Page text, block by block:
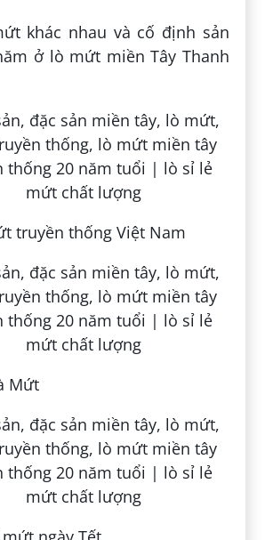
khác nhau và cố định sản
ở lò mứt miền Tây Thanh
truyền thống Việt Nam
Mứt